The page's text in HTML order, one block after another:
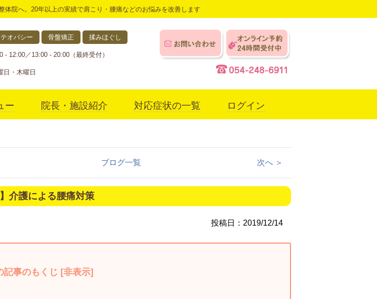
体院へ。20年以上の実績で肩こり・腰痛などのお悩みを改善します
オパシー 骨盤矯正 揉みほぐし
- 12:00／13:00 - 20:00（最終受付）
日・木曜日
ー 院長・施設紹介 対応症状の一覧 ログイン
ブログ一覧 次へ ＞
】介護による腰痛対策
投稿日：2019/12/14
記事のもくじ [非表示]